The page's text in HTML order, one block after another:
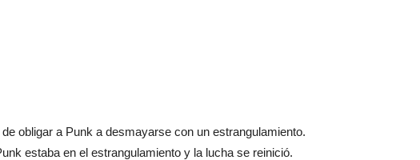
obligar a Punk a desmayarse con un estrangulamiento.
estaba en el estrangulamiento y la lucha se reinició.